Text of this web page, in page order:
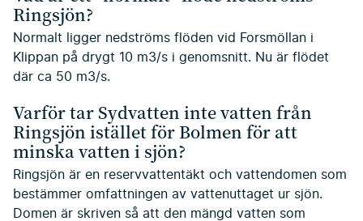
Ringsjön?
Normalt ligger nedströms flöden vid Forsmöllan i
Klippan på drygt 10 m3/s i genomsnitt. Nu är flödet
där ca 50 m3/s.
Varför tar Sydvatten inte vatten från
Ringsjön istället för Bolmen för att
minska vatten i sjön?
Ringsjön är en reservvattentäkt och vattendomen som
bestämmer omfattningen av vattenuttaget ur sjön.
Domen är skriven så att den mängd vatten som